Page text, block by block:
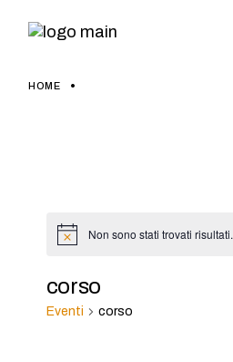
HOME
Notice Non sono stati trovati risultati.
corso
Eventi corso